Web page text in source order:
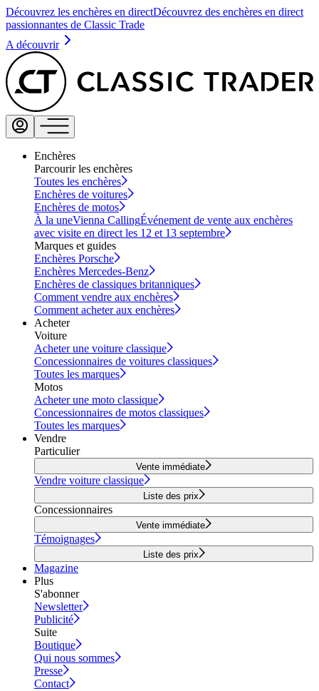
Découvrez les enchères en directDécouvrez des enchères en direct
passionnantes de Classic Trade
A découvrir
Enchères
Parcourir les enchères
Toutes les enchères
Enchères de voitures
Enchères de motos
À la uneVienna CallingÉvénement de vente aux enchères
avec visite en direct les 12 et 13 septembre
Marques et guides
Enchères Porsche
Enchères Mercedes-Benz
Enchères de classiques britanniques
Comment vendre aux enchères
Comment acheter aux enchères
Acheter
Voiture
Acheter une voiture classique
Concessionnaires de voitures classiques
Toutes les marques
Motos
Acheter une moto classique
Concessionnaires de motos classiques
Toutes les marques
Vendre
Particulier
Vente immédiate
Vendre voiture classique
Liste des prix
Concessionnaires
Vente immédiate
Témoignages
Liste des prix
Magazine
Plus
S'abonner
Newsletter
Publicité
Suite
Boutique
Qui nous sommes
Presse
Contact